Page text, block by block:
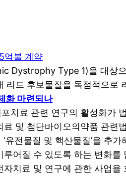
억불 계약
Dystrophy Type 1)을 대상
드 후보물질을 독점적으로
화 마련되나
치료 관련 연구의 활성화가
및 첨단바이오의약품 관
유전물질 및 핵산물질’을
어질 수 있도록 하는 변화
치료 및 연구에 관한 사업